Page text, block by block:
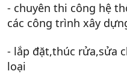
- chuyên thi công hệ
các công trình xây
- lắp đặt,thúc rửa,sửa
loại